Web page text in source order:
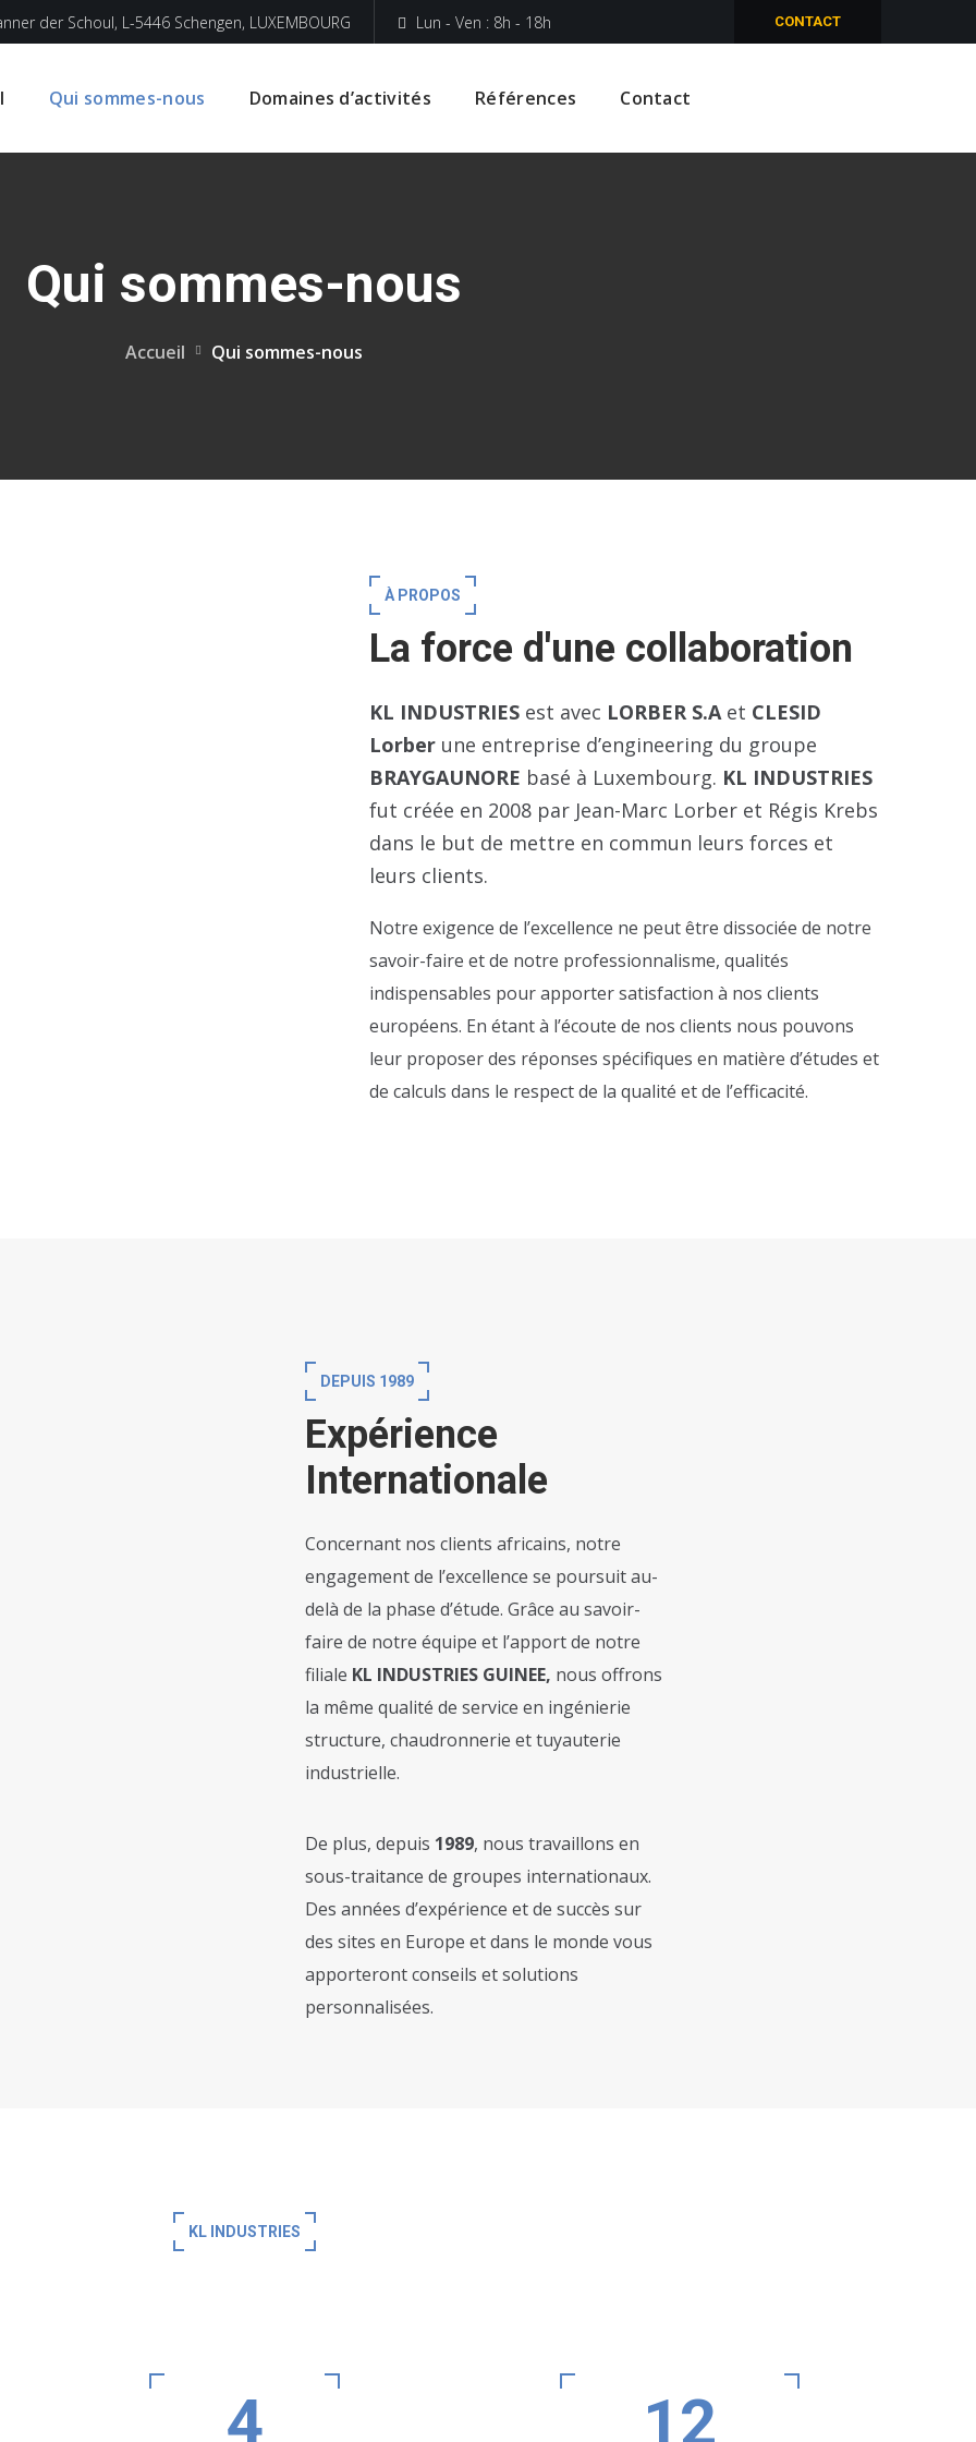
der Schoul, L-5446 Schengen, LUXEMBOURG Lun - Ven : 8h - 18h CONTACT
Qui sommes-nous Domaines d’activités Références Contact
Qui sommes-nous
Accueil Qui sommes-nous
À PROPOS
La force d'une collaboration
KL INDUSTRIES est avec LORBER S.Aet CLESID
Lorber une entreprise d’engineering du groupe
BRAYGAUNORE basé à Luxembourg. KL INDUSTRIES
fut créée en 2008 par Jean-Marc Lorber et Régis Krebs
dans le but de mettre en commun leurs forces et
leurs clients.
Notre exigence de l’excellence ne peut être dissociée de notre
savoir-faire et de notre professionnalisme, qualités
indispensables pour apporter satisfaction à nos clients
européens. En étant à l’écoute de nos clients nous pouvons
leur proposer des réponses spécifiques en matière d’études et
de calculs dans le respect de la qualité et de l’efficacité.
DEPUIS 1989
Expérience
Internationale
Concernant nos clients africains, notre
engagement de l’excellence se poursuit au-
delà de la phase d’étude. Grâce au savoir-
faire de notre équipe et l’apport de notre
filiale KL INDUSTRIES GUINEE, nous offrons
la même qualité de service en ingénierie
structure, chaudronnerie et tuyauterie
industrielle.
De plus, depuis 1989, nous travaillons en
sous-traitance de groupes internationaux.
Des années d’expérience et de succès sur
des sites en Europe et dans le monde vous
apporteront conseils et solutions
personnalisées.
KL INDUSTRIES
4 12